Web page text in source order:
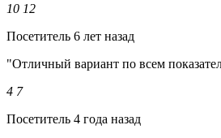
10 12
Посетитель 6 лет назад
"Отличный вариант по всем
4 7
Посетитель 4 года назад